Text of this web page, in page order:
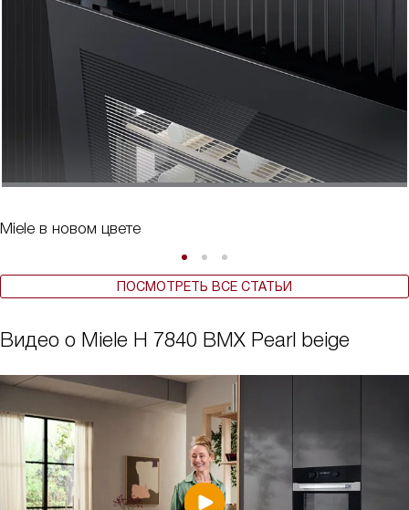
Miele в новом цвете
ПОСМОТРЕТЬ ВСЕ СТАТЬИ
Видео о Miele H 7840 BMX Pearl beige